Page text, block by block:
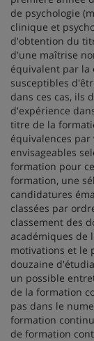
de psychologie
clinique et
d'obtention du
d'une maîtrise
équivalent par la
susceptibles
dans ces cas, ils
d'expérience
titre de la
équivalences par
envisageables
formation pour
formation, une
candidatures
classées par
classement des
académiques de
motivations et le
douzaine
un possible
de la formation
pas dans le
formation
de formation